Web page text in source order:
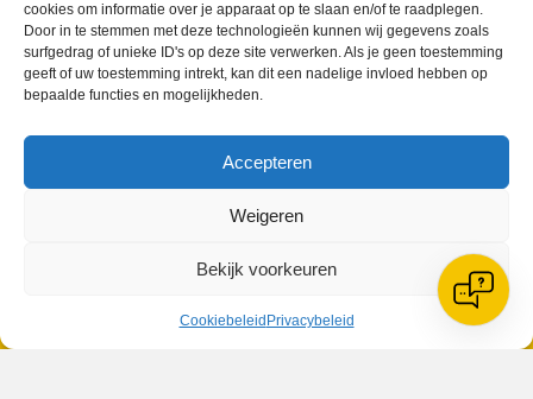
cookies om informatie over je apparaat op te slaan en/of te raadplegen.
Door in te stemmen met deze technologieën kunnen wij gegevens zoals
surfgedrag of unieke ID's op deze site verwerken. Als je geen toestemming
geeft of uw toestemming intrekt, kan dit een nadelige invloed hebben op
bepaalde functies en mogelijkheden.
Accepteren
Weigeren
Bekijk voorkeuren
Cookiebeleid Privacybeleid
Geplaatst inBerichten seizoen 2012-2013